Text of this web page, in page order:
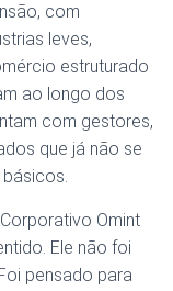
com
leves,
estruturado
ao longo dos
com gestores,
que já não se
Omint
Ele não foi
pensado para